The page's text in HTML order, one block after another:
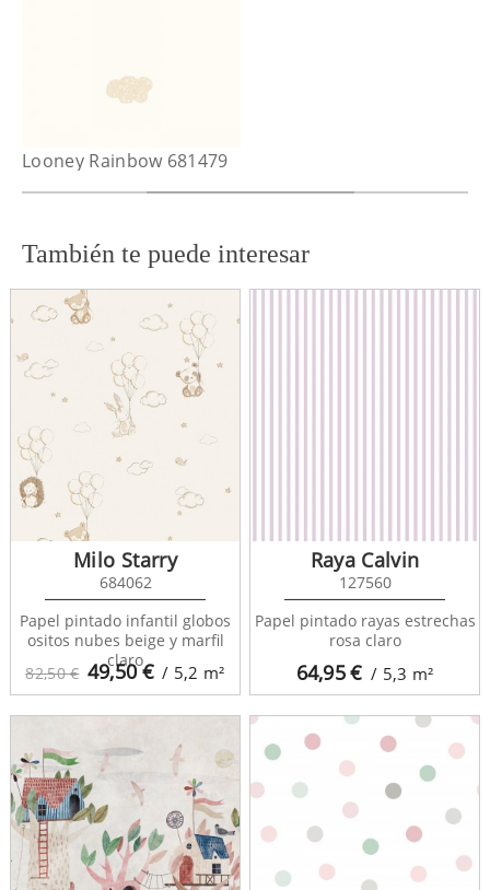
Looney Rainbow 681479
También te puede interesar
82,50 € 49,50€ / 5,2 m²
Milo Starry
684062
Papel pintado infantil globos
ositos nubes beige y marfil
claro
64,95€ / 5,3 m²
Raya Calvin
127560
Papel pintado rayas estrechas
rosa claro